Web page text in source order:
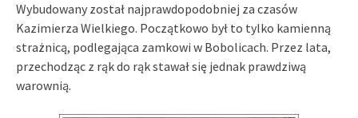
Wybudowany został najprawdopodobniej za czasów
Kazimierza Wielkiego. Początkowo był to tylko kamienną
strażnicą, podlegająca zamkowi w Bobolicach. Przez lata,
przechodząc z rąk do rąk stawał się jednak prawdziwą
warownią.